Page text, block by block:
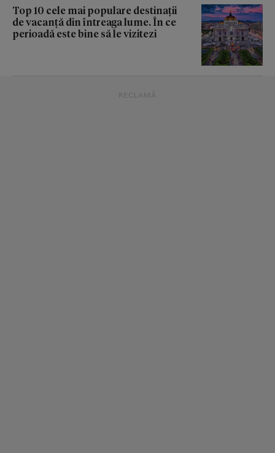
Top 10 cele mai populare destinații
de vacanță din întreaga lume. În ce
perioadă este bine să le vizitezi
RECLAMĂ